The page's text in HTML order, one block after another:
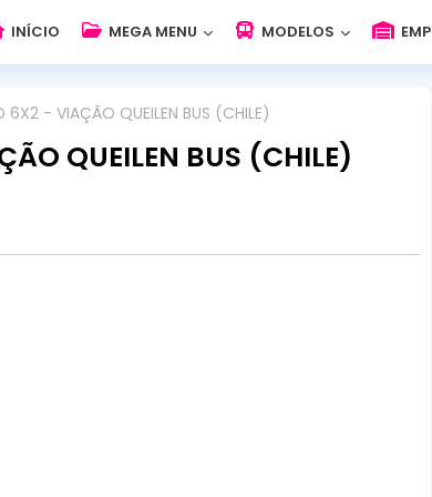
INÍCIO MEGA MENU MODELOS
6X2 - VIAÇÃO QUEILEN BUS (CHILE)
QUEILEN BUS (CHILE)